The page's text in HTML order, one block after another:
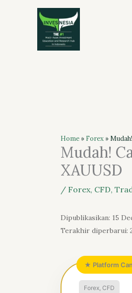
Home» Forex»
Mudah!
XAUUSD
/ Forex, CFD,
Dipublikasikan: 15
Terakhir diperbarui:
★ Platform
Forex, CFD